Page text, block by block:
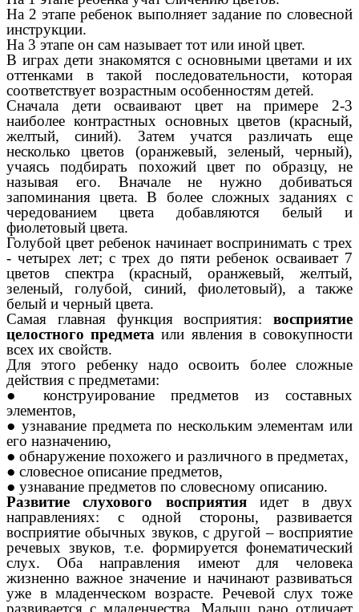
На 2 этапе ребенок выполняет задание по словесной
инструкции.
На 3 этапе он сам называет тот или иной цвет.
В играх дети знакомятся с основными цветами и их
оттенками в такой последовательности, которая
соответствует возрастным особенностям детей.
Сначала дети осваивают цвет на примере 2-3
наиболее контрастных основных цветов (красный,
желтый, синий). Затем учатся различать еще
несколько цветов (оранжевый, зеленый, черный),
учаясь подбирать похожий цвет по образцу, не
называя его. Вначале не нужно добиваться
запоминания цвета. В более сложных заданиях с
чередованием цвета добавляются белый и
фиолетовый цвета.
Голубой цвет ребенок начинает воспринимать с трех
- четырех лет; с трех до пяти ребенок осваивает 7
цветов спектра (красный, оранжевый, желтый,
зеленый, голубой, синий, фиолетовый), а также
белый и черный цвета.
Самая главная функция восприятия: восприятие
целостного предмета или явления в совокупности
всех их свойств.
Для этого ребенку надо освоить более сложные
действия с предметами:
● конструирование предметов из составных
элементов,
● узнавание предмета по нескольким элементам или
его назначению,
● обнаружение похожего и различного в предметах,
● словесное описание предметов,
● узнавание предметов по словесному описанию.
Развитие слухового восприятияидет в двух
направлениях: с одной стороны, развивается
восприятие обычных звуков, с другой – восприятие
речевых звуков, т.е. формируется фонематический
слух. Оба направления имеют для человека
жизненно важное значение и начинают развиваться
уже в младенческом возрасте. Речевой слух тоже